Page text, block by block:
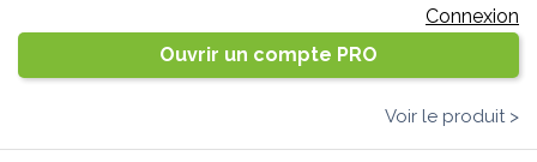
Connexion
Ouvrir un compte PRO
Voir le produit >